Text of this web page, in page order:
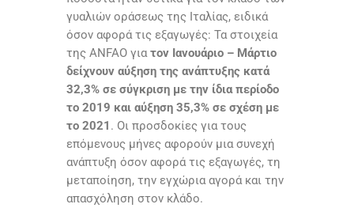
γυαλιών οράσεως της Ιταλίας, ειδικά
όσον αφορά τις εξαγωγές: Τα στοιχεία
της ANFAO γιατον Ιανουάριο – Μάρτιο
δείχνουν αύξηση της ανάπτυξης κατά
32,3% σε σύγκριση με την ίδια περίοδο
το 2019 και αύξηση 35,3% σε σχέση με
το 2021 . Οι προσδοκίες για τους
επόμενους μήνες αφορούν μια συνεχή
ανάπτυξη όσον αφορά τις εξαγωγές, τη
μεταποίηση, την εγχώρια αγορά και την
απασχόληση στον κλάδο.